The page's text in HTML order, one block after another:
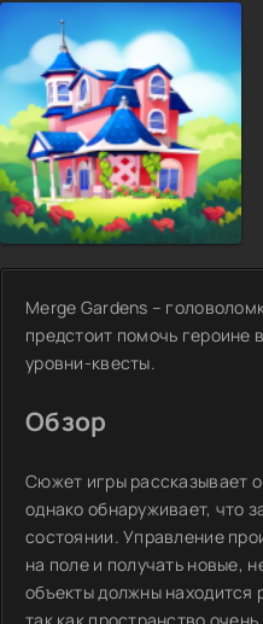
Merge Gardens –
предстоит помочь героине
уровни-квесты.
Обзор
Сюжет игры рассказывает
однако обнаруживает, что
состоянии. Управление
на поле и получать новые,
объекты должны находится